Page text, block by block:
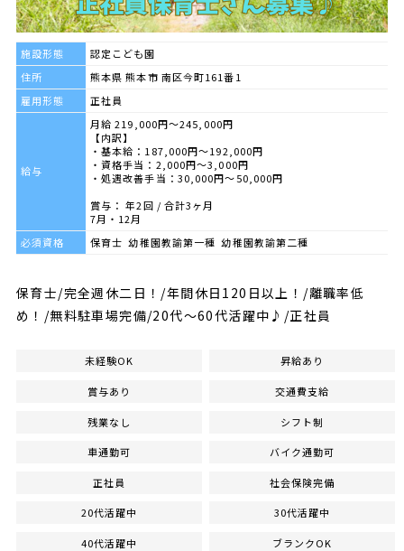
施設形態
認定こども園
住所
熊本県 熊本市 南区今町161番1
雇用形態
正社員
給与
月給 219,000円～245,000円
【内訳】
・基本給：187,000円～192,000円
・資格手当：2,000円～3,000円
・処遇改善手当：30,000円～50,000円
賞与： 年2回 / 合計3ヶ月
7月・12月
必須資格
保育士 幼稚園教諭第一種 幼稚園教諭第二種
保育士/完全週休二日！/年間休日120日以上！/離職率低
め！/無料駐車場完備/20代～60代活躍中♪/正社員
未経験OK 昇給あり
賞与あり 交通費支給
残業なし シフト制
車通勤可 バイク通勤可
正社員 社会保険完備
20代活躍中 30代活躍中
40代活躍中 ブランクOK